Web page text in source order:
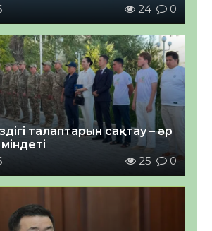
24 0
талаптарын сақтау – әр
25 0